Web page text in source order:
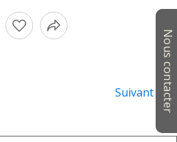
Suivant » Nous contacter